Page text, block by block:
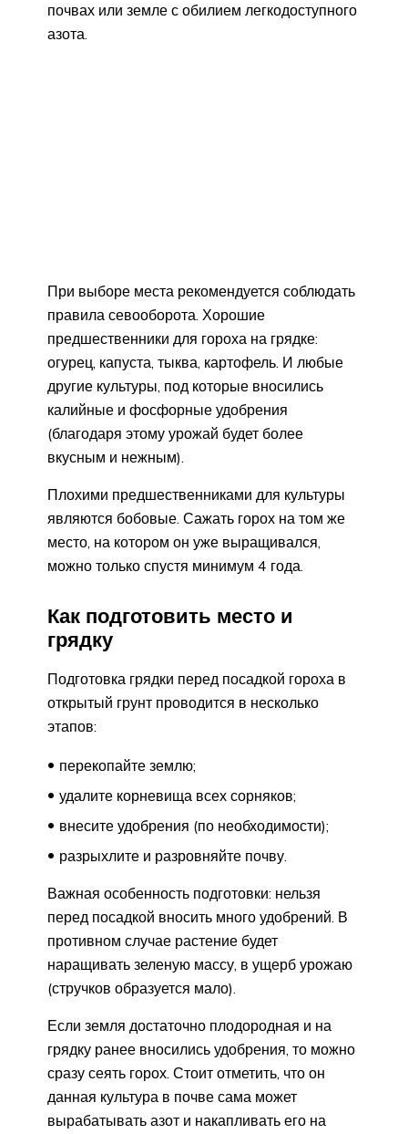
почвах или земле с обилием легкодоступного
азота.
При выборе места рекомендуется соблюдать
правила севооборота. Хорошие
предшественники для гороха на грядке:
огурец, капуста, тыква, картофель. И любые
другие культуры, под которые вносились
калийные и фосфорные удобрения
(благодаря этому урожай будет более
вкусным и нежным).
Плохими предшественниками для культуры
являются бобовые. Сажать горох на том же
место, на котором он уже выращивался,
можно только спустя минимум 4 года.
Как подготовить место и
грядку
Подготовка грядки перед посадкой гороха в
открытый грунт проводится в несколько
этапов:
перекопайте землю;
удалите корневища всех сорняков;
внесите удобрения (по необходимости);
разрыхлите и разровняйте почву.
Важная особенность подготовки: нельзя
перед посадкой вносить много удобрений. В
противном случае растение будет
наращивать зеленую массу, в ущерб урожаю
(стручков образуется мало).
Если земля достаточно плодородная и на
грядку ранее вносились удобрения, то можно
сразу сеять горох. Стоит отметить, что он
данная культура в почве сама может
вырабатывать азот и накапливать его на